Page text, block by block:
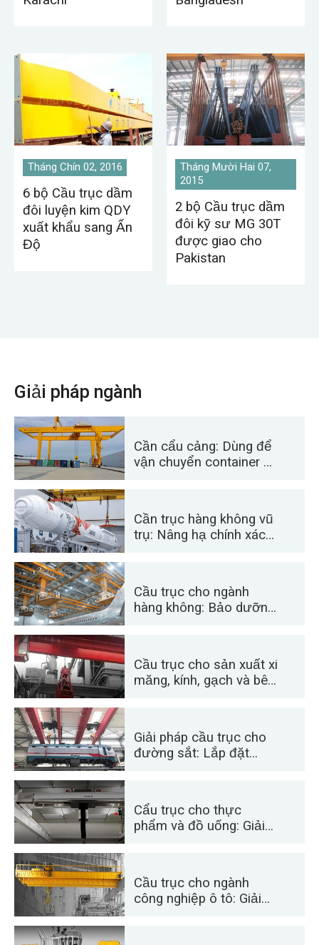
Tháng Chín 02, 2016
6 bộ Cầu trục dầm
đôi luyện kim QDY
xuất khẩu sang Ấn
Độ
Tháng Mười Hai 07,
2015
2 bộ Cầu trục dầm
đôi kỹ sư MG 30T
được giao cho
Pakistan
Giải pháp ngành
Cần cẩu cảng: Dùng để
vận chuyển container và
Cần trục hàng không vũ
trụ: Nâng hạ chính xác
Cầu trục cho ngành
hàng không: Bảo dưỡng
Cầu trục cho sản xuất xi
măng, kính, gạch và bê
Giải pháp cầu trục cho
đường sắt: Lắp đặt
Cẩu trục cho thực
phẩm và đồ uống: Giải
Cầu trục cho ngành
công nghiệp ô tô: Giải